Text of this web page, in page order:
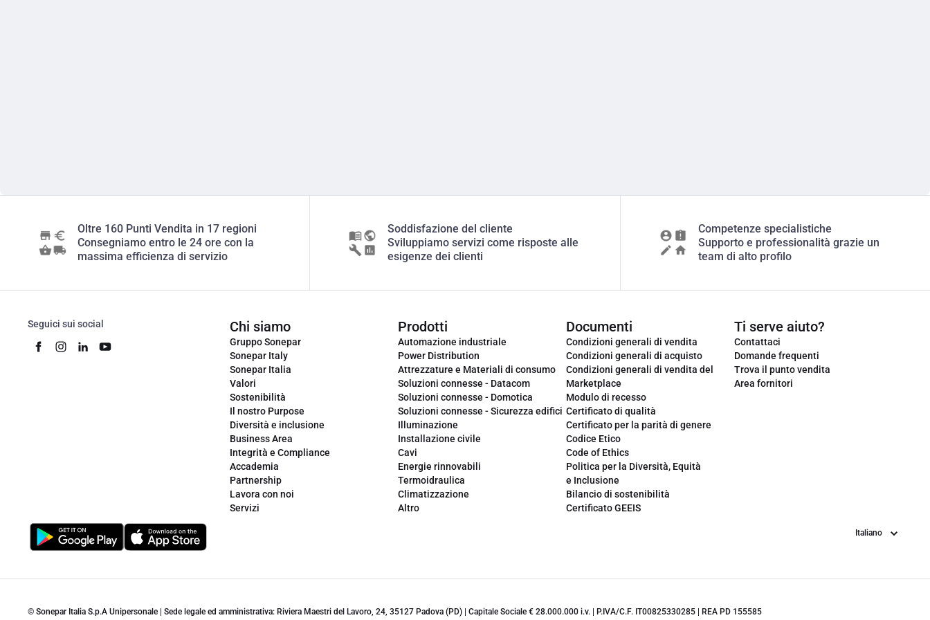
Oltre 160 Punti Vendita in 17 regioni
Consegniamo entro le 24 ore con la
massima efficienza di servizio
Soddisfazione del cliente
Sviluppiamo servizi come risposte alle
esigenze dei clienti
Competenze specialistiche
Supporto e professionalità grazie un
team di alto profilo
Seguici sui social Chi siamo
Gruppo Sonepar
Sonepar Italy
Sonepar Italia
Valori
Sostenibilità
Il nostro Purpose
Diversità e inclusione
Business Area
Integrità e Compliance
Accademia
Partnership
Lavora con noi
Servizi
Prodotti
Automazione industriale
Power Distribution
Attrezzature e Materiali di consumo
Soluzioni connesse - Datacom
Soluzioni connesse - Domotica
Soluzioni connesse - Sicurezza edifici
Illuminazione
Installazione civile
Cavi
Energie rinnovabili
Termoidraulica
Climatizzazione
Altro
Documenti
Condizioni generali di vendita
Condizioni generali di acquisto
Condizioni generali di vendita del
Marketplace
Modulo di recesso
Certificato di qualità
Certificato per la parità di genere
Codice Etico
Code of Ethics
Politica per la Diversità, Equità
e Inclusione
Bilancio di sostenibilità
Certificato GEEIS
Ti serve aiuto?
Contattaci
Domande frequenti
Trova il punto vendita
Area fornitori
Lingua
© Sonepar Italia S.p.A Unipersonale | Sede legale ed amministrativa: Riviera Maestri del Lavoro, 24, 35127 Padova (PD) | Capitale Sociale € 28.000.000 i.v. | P.IVA/C.F. IT00825330285 | REA PD 155585